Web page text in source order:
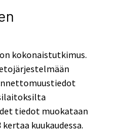
kokonaistutkimus.
tiedot muokataan
kuukaudessa.